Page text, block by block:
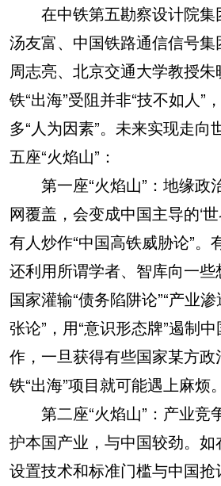
在中铁第五勘察设计院集
汤友富、中国铁路通信信号
周志亮、北京交通大学教授
铁“出海”受阻并非“技不如人”
多“人为因素”。未来实现走向
五座“火焰山”：
第一座“火焰山”：地缘政
网覆盖，会变成中国主导的‘
有人炒作“中国高铁威胁论”。
还利用所谓学者、智库向一
国家灌输“债务陷阱论”“产业
张论”，用“意识形态牌”遏制
作，一旦获得有些国家某方
铁“出海”项目就可能遇上麻烦。
第二座“火焰山”：产业竞
护本国产业，与中国较劲。如
设置技术和标准门槛与中国